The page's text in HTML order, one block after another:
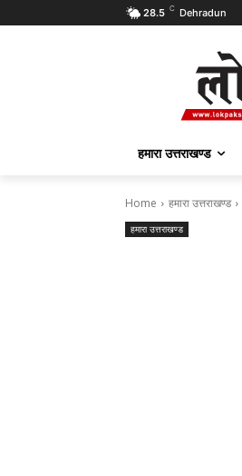
28.5 C Dehradun
हमारा उत्तराखण्ड
Home हमारा उत्तराखण्ड
हमारा उत्तराखण्ड